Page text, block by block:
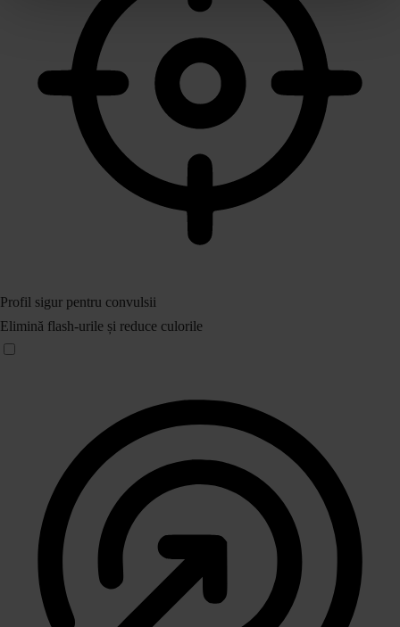
Profil sigur pentru convulsii
Elimină flash-urile și reduce culorile